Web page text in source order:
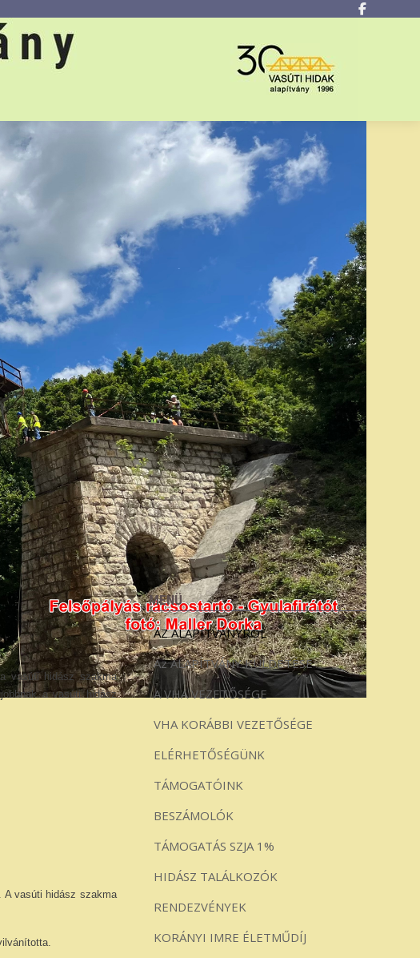
vasúti hidász szakma
a vasúti hidász
A vasúti hidász szakma
MENÜ
AZ ALAPÍTVÁNYRÓL
Az ALAPÍTVÁNY KÜLDETÉSE
A VHA VEZETŐSÉGE
VHA KORÁBBI VEZETŐSÉGE
ELÉRHETŐSÉGÜNK
TÁMOGATÓINK
BESZÁMOLÓK
TÁMOGATÁS SZJA 1%
HIDÁSZ TALÁLKOZÓK
RENDEZVÉNYEK
KORÁNYI IMRE ÉLETMŰDÍJ